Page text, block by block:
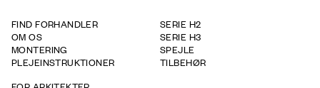
FIND FORHANDLER
OM OS
MONTERING
PLEJEINSTRUKTIONER
SERIE H2
SERIE H3
SPEJLE
TILBEHØR